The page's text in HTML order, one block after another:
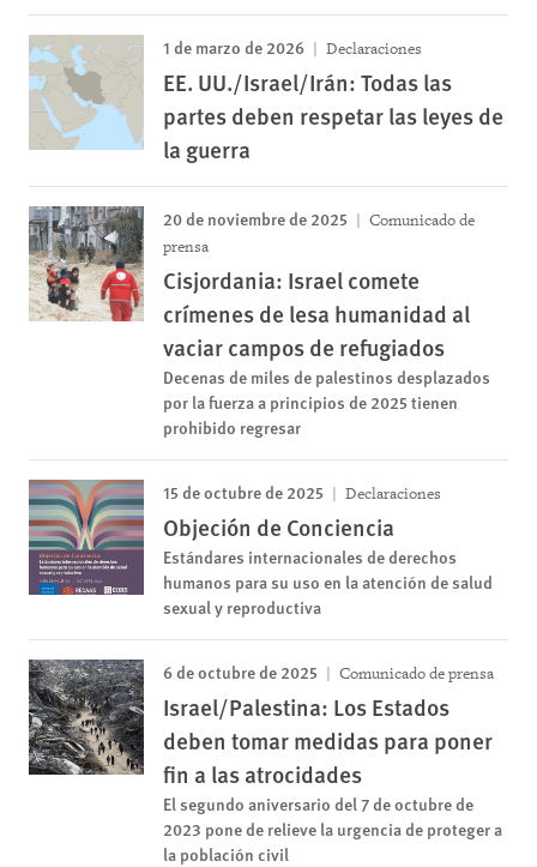
1 de marzo de 2026 Declaraciones
EE. UU./Israel/Irán: Todas las
partes deben respetar las leyes de
la guerra
20 de noviembre de 2025
Comunicado de
prensa
Cisjordania: Israel comete
crímenes de lesa humanidad al
vaciar campos de refugiados
Decenas de miles de palestinos desplazados
por la fuerza a principios de 2025 tienen
prohibido regresar
15 de octubre de 2025 Declaraciones
Objeción de Conciencia
Estándares internacionales de derechos
humanos para su uso en la atención de salud
sexual y reproductiva
6 de octubre de 2025 Comunicado de prensa
Israel/Palestina: Los Estados
deben tomar medidas para poner
fin a las atrocidades
El segundo aniversario del 7 de octubre de
2023 pone de relieve la urgencia de proteger a
la población civil